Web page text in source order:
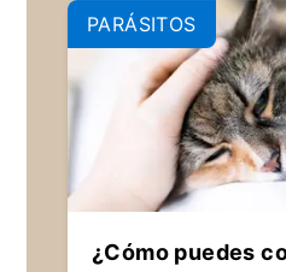
PARÁSITOS
¿Cómo puedes